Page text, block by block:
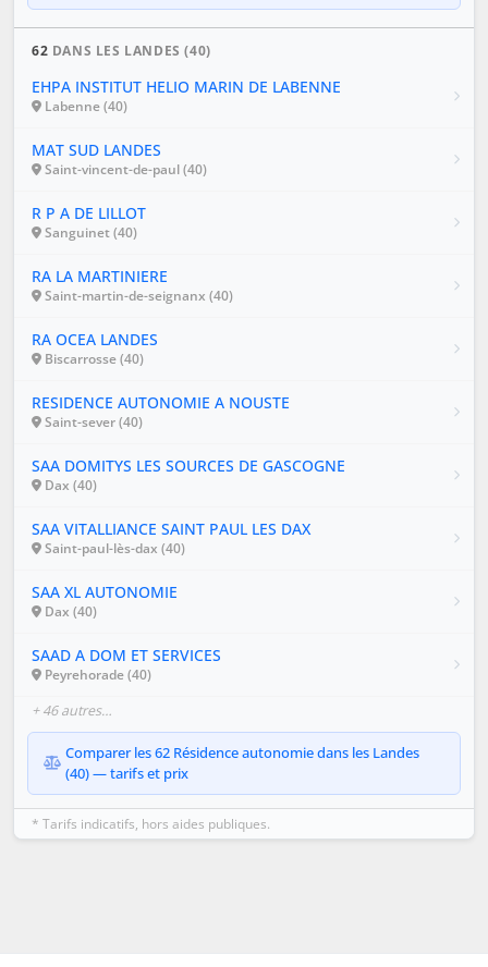
62 DANS LES LANDES (40)
EHPA INSTITUT HELIO MARIN DE LABENNE
Labenne (40)
MAT SUD LANDES
Saint-vincent-de-paul (40)
R P A DE LILLOT
Sanguinet (40)
RA LA MARTINIERE
Saint-martin-de-seignanx (40)
RA OCEA LANDES
Biscarrosse (40)
RESIDENCE AUTONOMIE A NOUSTE
Saint-sever (40)
SAA DOMITYS LES SOURCES DE GASCOGNE
Dax (40)
SAA VITALLIANCE SAINT PAUL LES DAX
Saint-paul-lès-dax (40)
SAA XL AUTONOMIE
Dax (40)
SAAD A DOM ET SERVICES
Peyrehorade (40)
+ 46 autres…
Comparer les 62 Résidence autonomie dans les Landes
(40) — tarifs et prix
* Tarifs indicatifs, hors aides publiques.